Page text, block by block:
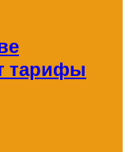
тарифы